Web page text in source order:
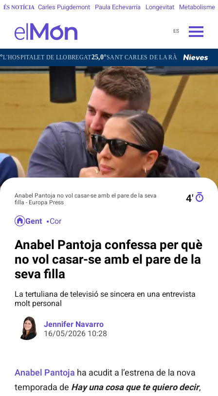
ÉS NOTÍCIA Carles Puigdemont Paula Echevarría Longevitat Metabolisme
ES
DE LLOBREGAT25,0°SANT CARLES DE LA RÀPITA27,3°SANT CUGAT
Anabel Pantoja no vol casar-se amb el pare de la seva
filla - Europa Press
4′
Gent Cor
Anabel Pantoja confessa per què
no vol casar-se amb el pare de la
seva filla
La tertuliana de televisió se sincera en una entrevista
molt personal
Jennifer Navarro
16/05/2026 10:28
Anabel Pantoja ha acudit a l’estrena de la nova
temporada de Hay una cosa que te quiero decir,